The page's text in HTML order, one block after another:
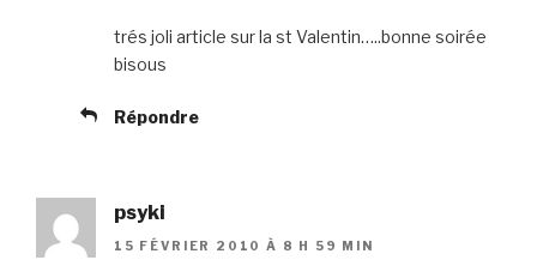
trés joli article sur la st Valentin…..bonne soirée
bisous
Répondre
psyki
15 FÉVRIER 2010 À 8 H 59 MIN